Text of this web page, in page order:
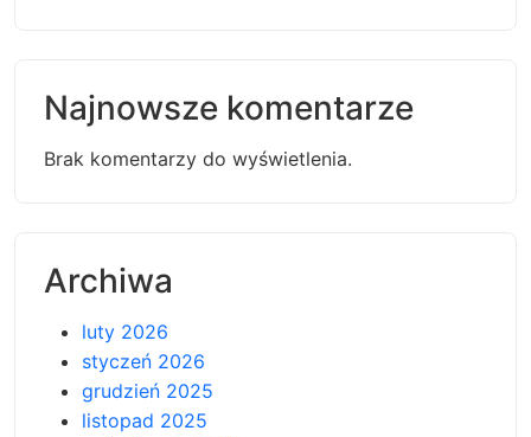
Najnowsze komentarze
Brak komentarzy do wyświetlenia.
Archiwa
luty 2026
styczeń 2026
grudzień 2025
listopad 2025